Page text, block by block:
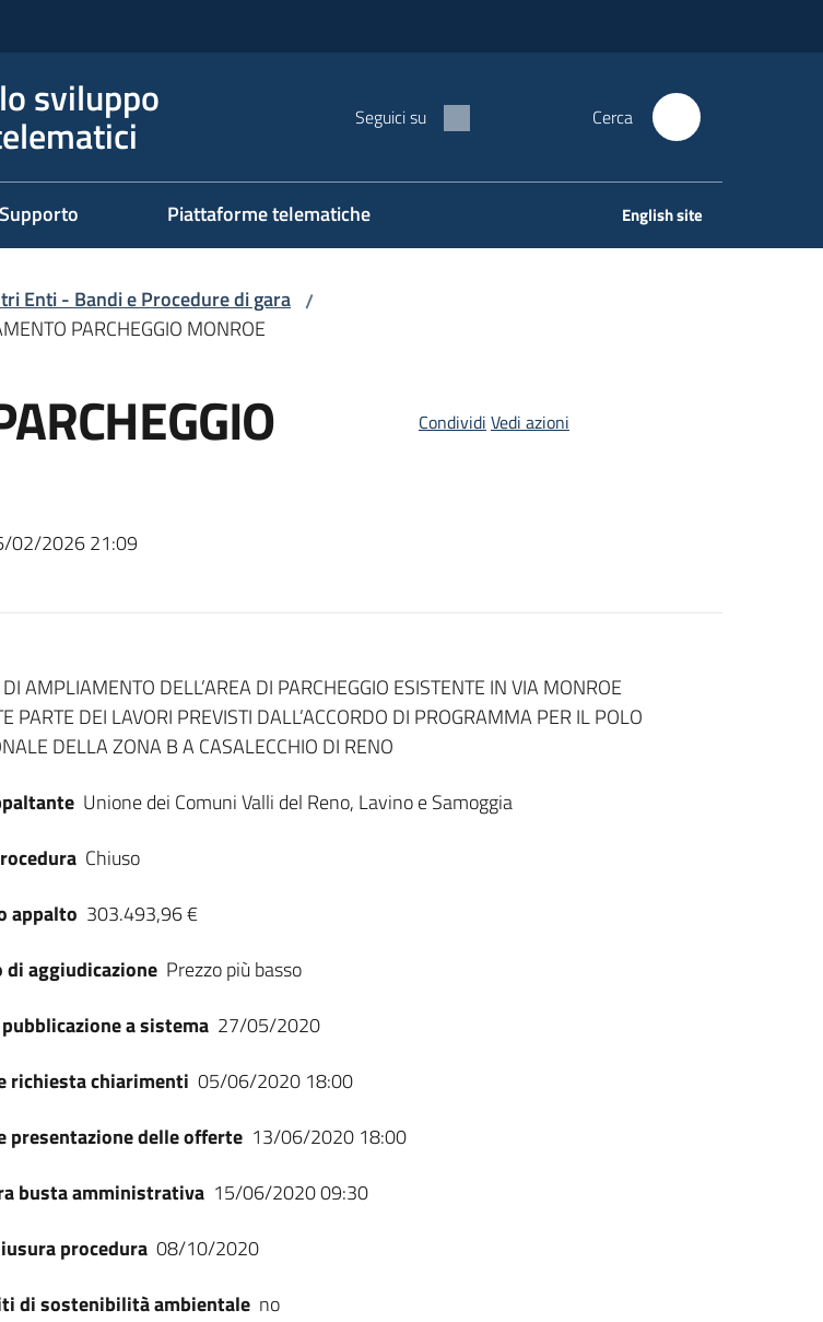
sviluppo Seguici su Cerca
Supporto Piattaforme telematiche English site
Enti - Bandi e Procedure di gara /
PARCHEGGIO MONROE
02/2026 21:09
Condividi Vedi azioni
bando
AMPLIAMENTO DELL’AREA DI PARCHEGGIO ESISTENTE IN VIA MONROE
PARTE DEI LAVORI PREVISTI DALL’ACCORDO DI PROGRAMMA PER IL POLO
DELLA ZONA B A CASALECCHIO DI RENO
Unione dei Comuni Valli del Reno, Lavino e Samoggia
Chiuso
appalto 303.493,96 €
aggiudicazione Prezzo più basso
a sistema 27/05/2020
richiesta chiarimenti 05/06/2020 18:00
presentazione delle offerte 13/06/2020 18:00
busta amministrativa 15/06/2020 09:30
procedura 08/10/2020
di sostenibilità ambientale no